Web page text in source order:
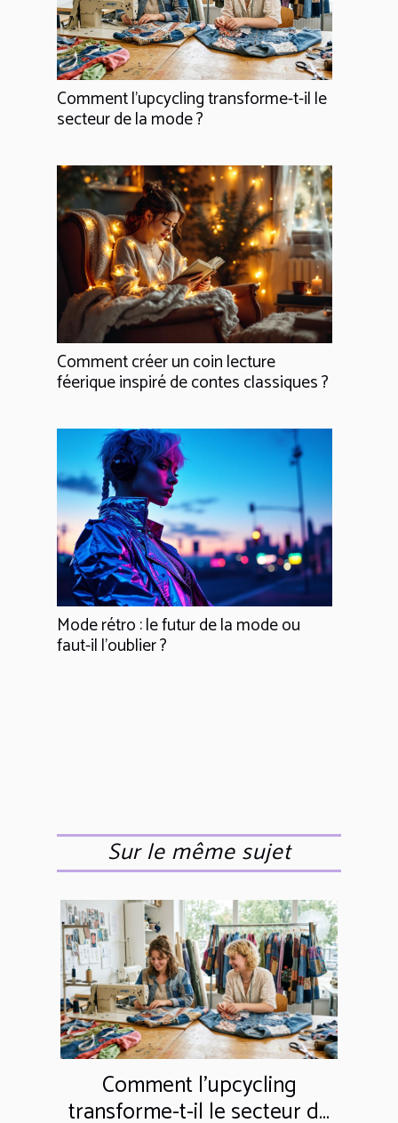
Comment l'upcycling transforme-t-il le
secteur de la mode ?
Comment créer un coin lecture
féerique inspiré de contes classiques ?
Mode rétro : le futur de la mode ou
faut-il l'oublier ?
Sur le même sujet
Comment l'upcycling
transforme-t-il le secteur de